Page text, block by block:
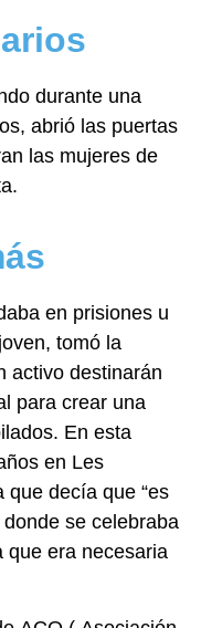
durante una
abrió las puertas
las mujeres de
en prisiones u
tomó la
activo destinarán
para crear una
En esta
en Les
que decía que “es
se celebraba
que era necesaria